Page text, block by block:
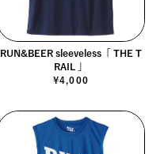
RUN&BEER sleeveless「 THE T
RAIL 」
¥4,000